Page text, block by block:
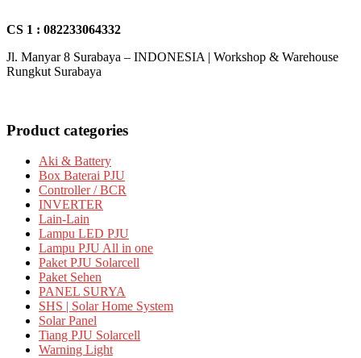
CS 1 : 082233064332
Jl. Manyar 8 Surabaya – INDONESIA | Workshop & Warehouse
Rungkut Surabaya
Product categories
Aki & Battery
Box Baterai PJU
Controller / BCR
INVERTER
Lain-Lain
Lampu LED PJU
Lampu PJU All in one
Paket PJU Solarcell
Paket Sehen
PANEL SURYA
SHS | Solar Home System
Solar Panel
Tiang PJU Solarcell
Warning Light